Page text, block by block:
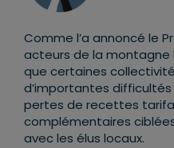
Comme l’a annoncé le
acteurs de la montagne
que certaines
d’importantes
pertes de recettes
complémentaires
avec les élus locaux.